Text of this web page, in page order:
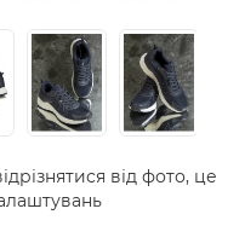
від фото, це